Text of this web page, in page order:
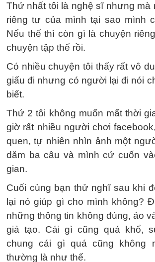
Thứ nhất tôi là nghệ sĩ nhưng mà
riêng tư của mình tại sao mình
Nếu thế thì còn gì là chuyện
chuyện tập thể rồi.
Có nhiều chuyện tôi thấy rất vô
giấu đi nhưng có người lại đi nói
biết.
Thứ 2 tôi không muốn mất thời
giờ rất nhiều người chơi
quen, tự nhiên nhìn ảnh một
dăm ba câu và mình cứ cuốn
gian.
Cuối cùng bạn thử nghĩ sau khi
lại nó giúp gì cho mình không?
những thông tin không đúng, ảo
giả tạo. Cái gì cũng quá khổ,
chung cái gì quá cũng không
thường là như thế.